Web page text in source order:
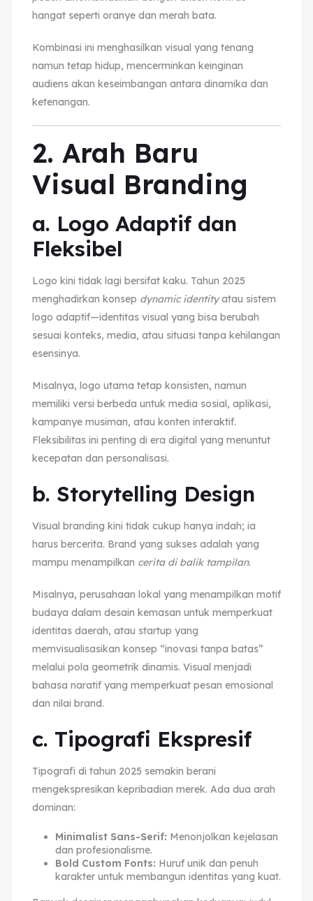
hangat seperti oranye dan merah bata.
Kombinasi ini menghasilkan visual yang tenang
namun tetap hidup, mencerminkan keinginan
audiens akan keseimbangan antara dinamika dan
ketenangan.
2. Arah Baru
Visual Branding
a. Logo Adaptif dan
Fleksibel
Logo kini tidak lagi bersifat kaku. Tahun 2025
menghadirkan konsep dynamic identityatau sistem
logo adaptif—identitas visual yang bisa berubah
sesuai konteks, media, atau situasi tanpa kehilangan
esensinya.
Misalnya, logo utama tetap konsisten, namun
memiliki versi berbeda untuk media sosial, aplikasi,
kampanye musiman, atau konten interaktif.
Fleksibilitas ini penting di era digital yang menuntut
kecepatan dan personalisasi.
b. Storytelling Design
Visual branding kini tidak cukup hanya indah; ia
harus bercerita. Brand yang sukses adalah yang
mampu menampilkan cerita di balik tampilan.
Misalnya, perusahaan lokal yang menampilkan motif
budaya dalam desain kemasan untuk memperkuat
identitas daerah, atau startup yang
memvisualisasikan konsep “inovasi tanpa batas”
melalui pola geometrik dinamis. Visual menjadi
bahasa naratif yang memperkuat pesan emosional
dan nilai brand.
c. Tipografi Ekspresif
Tipografi di tahun 2025 semakin berani
mengekspresikan kepribadian merek. Ada dua arah
dominan:
Minimalist Sans-Serif: Menonjolkan kejelasan
dan profesionalisme.
Bold Custom Fonts: Huruf unik dan penuh
karakter untuk membangun identitas yang kuat.